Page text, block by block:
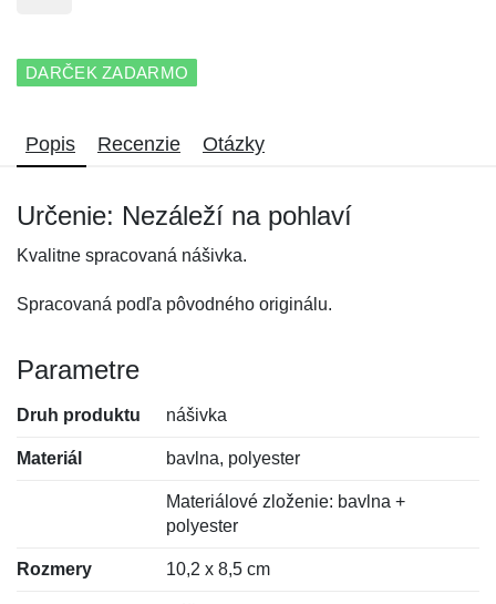
DARČEK ZADARMO
Popis Recenzie Otázky
Určenie: Nezáleží na pohlaví
Kvalitne spracovaná nášivka.
Spracovaná podľa pôvodného originálu.
Parametre
Druh produktu nášivka
Materiál bavlna, polyester
Materiálové zloženie: bavlna +
polyester
Rozmery 10,2 x 8,5 cm